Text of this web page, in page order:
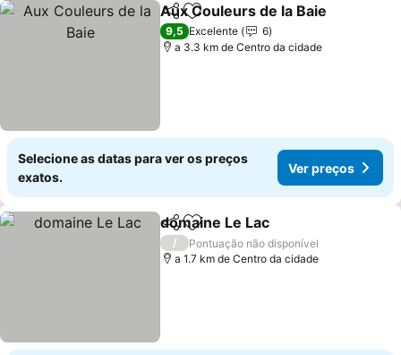
PartilharAdicionar aos favoritos
Aux Couleurs de la Baie
9,5 Excelente
6
a 3.3 km de Centro da cidade
Selecione as datas para ver os preços
exatos.
Ver preços
PartilharAdicionar aos favoritos
domaine Le Lac
/
Pontuação não disponível
a 1.7 km de Centro da cidade